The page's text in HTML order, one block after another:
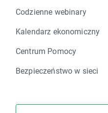
Codzienne webinary
Kalendarz ekonomiczny
Centrum Pomocy
Bezpieczeństwo w sieci